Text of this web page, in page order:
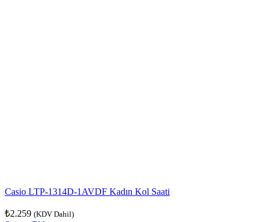
Casio LTP-1314D-1AVDF Kadın Kol Saati
₺2.259 (KDV Dahil)